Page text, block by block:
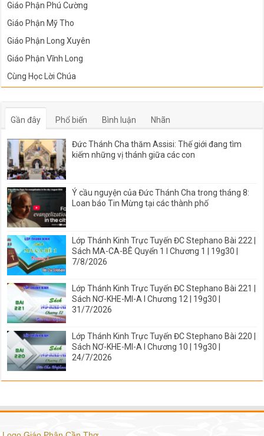
Giáo Phận Phú Cường
Giáo Phận Mỹ Tho
Giáo Phận Long Xuyên
Giáo Phận Vĩnh Long
Cùng Học Lời Chúa
Gần đây Phổ biến Bình luận Nhãn
Đức Thánh Cha thăm Assisi: Thế giới đang tìm
kiếm những vị thánh giữa các con
Ý cầu nguyện của Đức Thánh Cha trong tháng 8:
Loan báo Tin Mừng tại các thành phố
Lớp Thánh Kinh Trực Tuyến ĐC Stephano Bài 222 |
Sách MA-CA-BÊ Quyển 1 I Chương 1 | 19g30 |
7/8/2026
Lớp Thánh Kinh Trực Tuyến ĐC Stephano Bài 221 |
Sách NƠ-KHE-MI-A I Chương 12 | 19g30 |
31/7/2026
Lớp Thánh Kinh Trực Tuyến ĐC Stephano Bài 220 |
Sách NƠ-KHE-MI-A I Chương 10 | 19g30 |
24/7/2026